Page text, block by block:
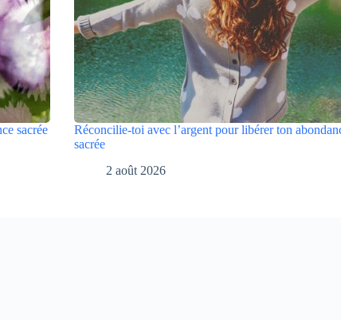
sacrée
Réconcilie-toi avec l’argent pour libérer ton
sacrée
2 août 2026